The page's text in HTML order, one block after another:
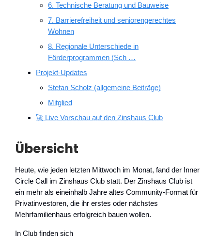
6. Technische Beratung und Bauweise
7. Barrierefreiheit und seniorengerechtes
Wohnen
8. Regionale Unterschiede in
Förderprogrammen (Sch …
Projekt-Updates
Stefan Scholz (allgemeine Beiträge)
Mitglied
🚀 Live Vorschau auf den Zinshaus Club
Übersicht
Heute, wie jeden letzten Mittwoch im Monat, fand der Inner
Circle Call im Zinshaus Club statt. Der Zinshaus Club ist
ein mehr als eineinhalb Jahre altes Community-Format für
Privatinvestoren, die ihr erstes oder nächstes
Mehrfamilienhaus erfolgreich bauen wollen.
In Club finden sich